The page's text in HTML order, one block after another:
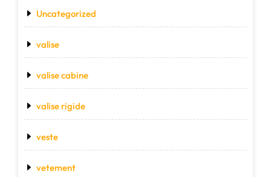
Uncategorized
valise
valise cabine
valise rigide
veste
vetement